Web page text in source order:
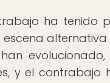
ha tenido
escena
y el